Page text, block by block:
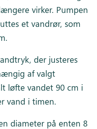
virker. Pumpen
et vandrør, som
der justeres
af valgt
løfte vandet 90 cm i
vand i timen.
diameter på enten 8